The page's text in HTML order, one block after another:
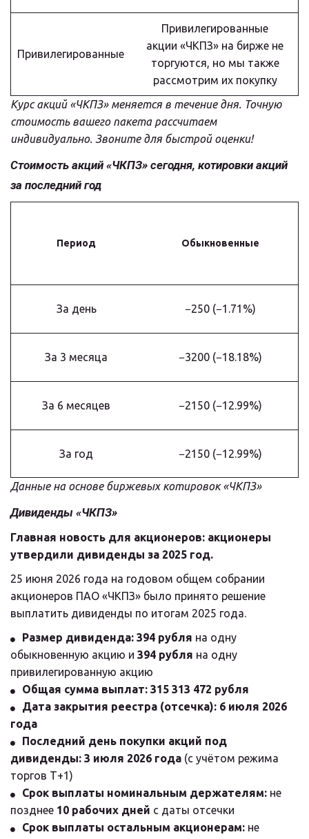
Привилегированные
Привилегированные
акции «ЧКПЗ» на бирже не
торгуются, но мы также
рассмотрим их покупку
Курс акций «ЧКПЗ» меняется в течение дня. Точную
стоимость вашего пакета рассчитаем
индивидуально. Звоните для быстрой оценки!
Стоимость акций «ЧКПЗ» сегодня, котировки акций
за последний год
Период Обыкновенные
За день −250 (−1.71%)
За 3 месяца −3200 (−18.18%)
За 6 месяцев −2150 (−12.99%)
За год −2150 (−12.99%)
Данные на основе биржевых котировок «ЧКПЗ»
Дивиденды «ЧКПЗ»
Главная новость для акционеров: акционеры
утвердили дивиденды за 2025 год.
25 июня 2026 года на годовом общем собрании
акционеров ПАО «ЧКПЗ» было принято решение
выплатить дивиденды по итогам 2025 года.
Размер дивиденда: 394 рубля на одну
обыкновенную акцию и 394 рубля на одну
привилегированную акцию
Общая сумма выплат: 315 313 472 рубля
Дата закрытия реестра (отсечка): 6 июля 2026
года
Последний день покупки акций под
дивиденды: 3 июля 2026 года (с учётом режима
торгов Т+1)
Срок выплаты номинальным держателям: не
позднее 10 рабочих дней с даты отсечки
Срок выплаты остальным акционерам: не